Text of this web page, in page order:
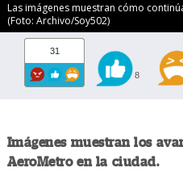
Las imágenes muestran cómo
(Foto: Archivo/Soy502)
31
8
Imágenes muestran los
AeroMetro en la ciudad.